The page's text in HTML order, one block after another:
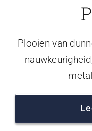
Plooien van